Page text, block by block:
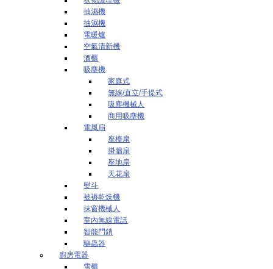
抽濕機
抽濕機
電暖爐
空氣清新機
酒櫃
吸塵機
家庭式
無線/直立/手提式
吸塵機械人
商用吸塵機
電風扇
座檯扇
掛牆扇
座地扇
天花扇
熨斗
被褥乾燥機
抹窗機械人
室內無線電話
智能門鎖
驅蟲器
廚房電器
雪櫃